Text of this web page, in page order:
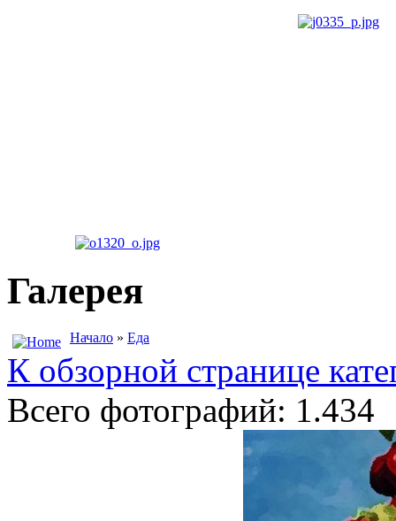
Галерея
Начало » Еда
К обзорной странице
Всего фотографий: 1.434